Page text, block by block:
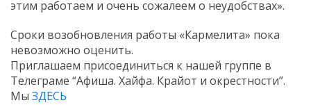
этим работаем и очень сожалеем о неудобствах».
Сроки возобновления работы «Кармелита» пока
невозможно оценить.
Приглашаем присоединиться к нашей группе в
Телеграме “Афиша. Хайфа. Крайот и окрестности”.
Мы ЗДЕСЬ